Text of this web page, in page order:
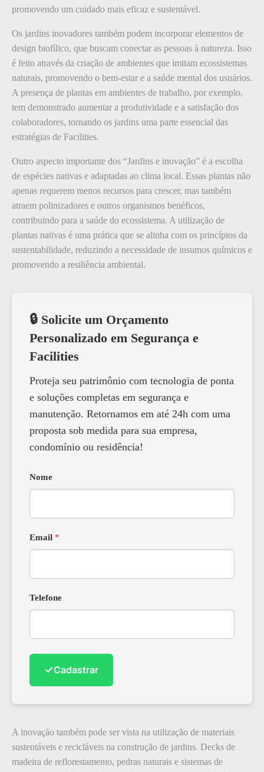
promovendo um cuidado mais eficaz e sustentável.
Os jardins inovadores também podem incorporar elementos de
design biofílico, que buscam conectar as pessoas à natureza. Isso
é feito através da criação de ambientes que imitam ecossistemas
naturais, promovendo o bem-estar e a saúde mental dos usuários.
A presença de plantas em ambientes de trabalho, por exemplo,
tem demonstrado aumentar a produtividade e a satisfação dos
colaboradores, tornando os jardins uma parte essencial das
estratégias de Facilities.
Outro aspecto importante dos “Jardins e inovação” é a escolha
de espécies nativas e adaptadas ao clima local. Essas plantas não
apenas requerem menos recursos para crescer, mas também
atraem polinizadores e outros organismos benéficos,
contribuindo para a saúde do ecossistema. A utilização de
plantas nativas é uma prática que se alinha com os princípios da
sustentabilidade, reduzindo a necessidade de insumos químicos e
promovendo a resiliência ambiental.
🔒 Solicite um Orçamento
Personalizado em Segurança e
Facilities
Proteja seu patrimônio com tecnologia de ponta
e soluções completas em segurança e
manutenção. Retornamos em até 24h com uma
proposta sob medida para sua empresa,
condomínio ou residência!
Nome
Email *
Telefone
✓Cadastrar
A inovação também pode ser vista na utilização de materiais
sustentáveis e recicláveis na construção de jardins. Decks de
madeira de reflorestamento, pedras naturais e sistemas de